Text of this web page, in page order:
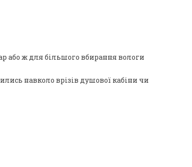
або ж для більшого вбирання вологи
навколо врізів душової кабіни чи